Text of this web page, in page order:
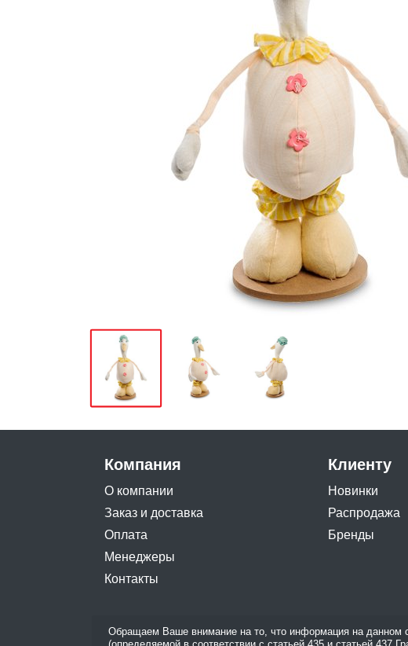
Компания
О компании
Заказ и доставка
Оплата
Менеджеры
Контакты
Клиенту
Новинки
Распродажа
Бренды
Обращаем Ваше внимание на то, что информация на данном